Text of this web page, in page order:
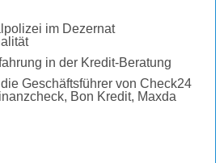
im Dezernat
in der Kredit-Beratung
Geschäftsführer von Check24
Bon Kredit, Maxda